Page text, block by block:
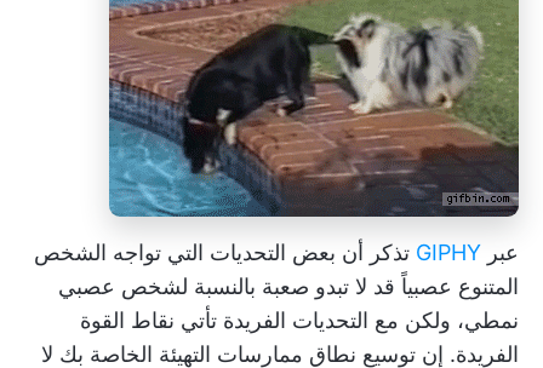
عبر GIPHY تذكر أن بعض التحديات التي تواجه الشخص
المتنوع عصبياً قد لا تبدو صعبة بالنسبة لشخص عصبي
نمطي، ولكن مع التحديات الفريدة تأتي نقاط القوة
الفريدة. إن توسيع نطاق ممارسات التهيئة الخاصة بك لا